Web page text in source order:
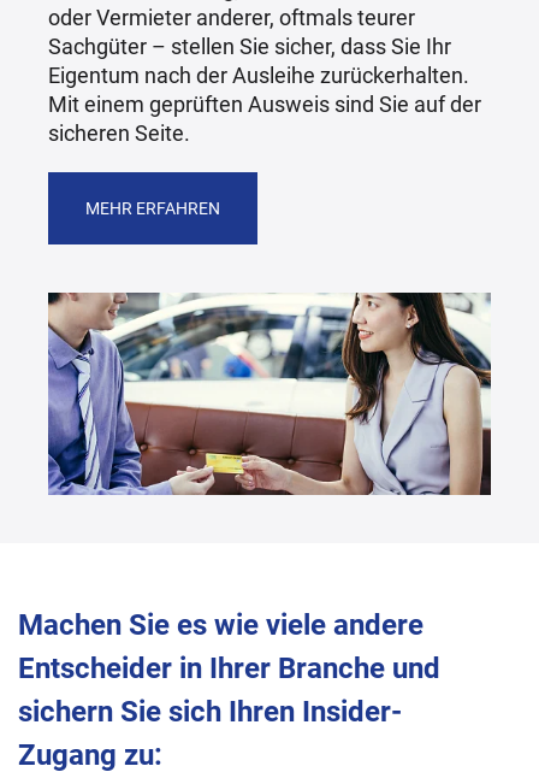
oder Vermieter anderer, oftmals teurer
Sachgüter – stellen Sie sicher, dass Sie Ihr
Eigentum nach der Ausleihe zurückerhalten.
Mit einem geprüften Ausweis sind Sie auf der
sicheren Seite.
MEHR ERFAHREN
Machen Sie es wie viele andere
Entscheider in Ihrer Branche und
sichern Sie sich Ihren Insider-
Zugang zu: